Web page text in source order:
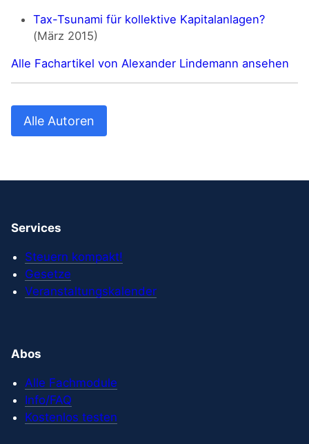
Tax-Tsunami für kollektive Kapitalanlagen?
(März 2015)
Alle Fachartikel von Alexander Lindemann ansehen
Alle Autoren
Services
Steuern kompakt!
Gesetze
Veranstaltungskalender
Abos
Alle Fachmodule
Info/FAQ
Kostenlos testen